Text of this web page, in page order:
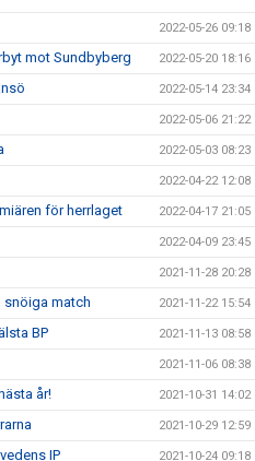
2022-05-26 09:18
mot Sundbyberg 2022-05-20 18:16
2022-05-14 23:34
2022-05-06 21:22
2022-05-03 08:23
2022-04-22 12:08
för herrlaget 2022-04-17 21:05
2022-04-09 23:45
2021-11-28 20:28
snöiga match 2021-11-22 15:54
BP 2021-11-13 08:58
2021-11-06 08:38
år! 2021-10-31 14:02
2021-10-29 12:59
IP 2021-10-24 09:18